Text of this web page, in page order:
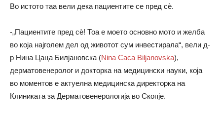
Во истото таа вели дека пациентите се пред сѐ.
-„Пациентите пред сѐ! Тоа е моето основно мото и желба
во која најголем дел од животот сум инвестирала“, вели д-
р Нина Цаца Билјановска (Nina Caca Biljanovska),
дерматовенеролог и докторка на медицински науки, која
во моментов е актуелна медицинска директорка на
Клиниката за Дерматовенерологија во Скопје.